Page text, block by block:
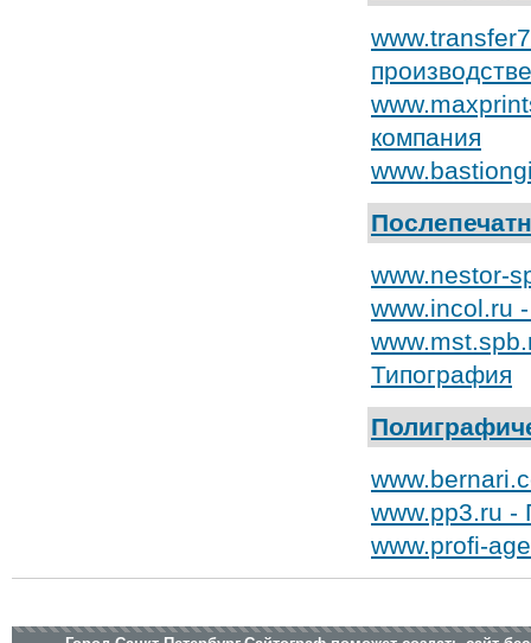
компания
www.nestor-
www.incol.ru
Типография
www.pp3.ru
www.profi-